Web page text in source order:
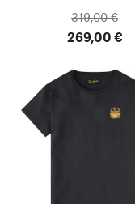
319,00 €
269,00 €